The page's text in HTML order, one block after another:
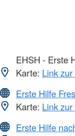
EHSH - Erste
Karte: Link
Erste Hilfe
Karte: Link
Erste Hilfe